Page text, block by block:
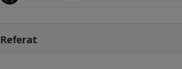
Referat